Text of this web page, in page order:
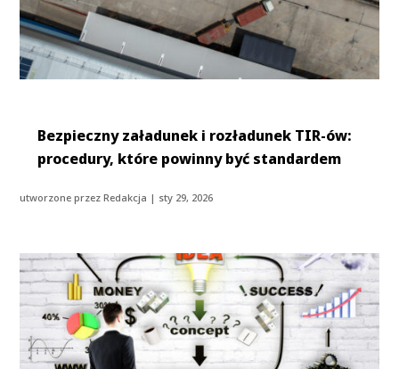
Bezpieczny załadunek i rozładunek TIR-ów:
procedury, które powinny być standardem
utworzone przezRedakcja | sty 29, 2026